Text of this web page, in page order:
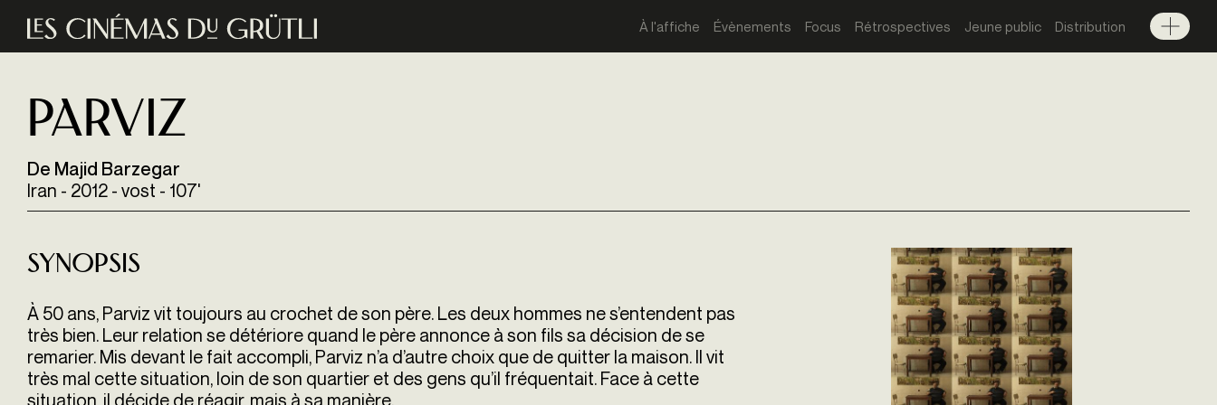
Aller au contenu principal
À l'affiche Évènements Focus Rétrospectives Jeune public Distribution
Menu
Parviz
De Majid Barzegar
Iran - 2012 - vost - 107'
Synopsis
À 50 ans, Parviz vit toujours au crochet de son père. Les deux hommes ne s’entendent pas
très bien. Leur relation se détériore quand le père annonce à son fils sa décision de se
remarier. Mis devant le fait accompli, Parviz n’a d’autre choix que de quitter la maison. Il vit
très mal cette situation, loin de son quartier et des gens qu’il fréquentait. Face à cette
situation, il décide de réagir, mais à sa manière.